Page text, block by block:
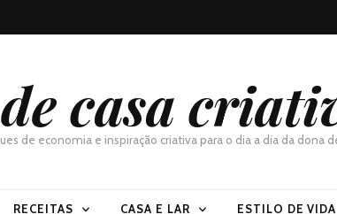
casa
de economia e inspiração criativa para o dia a dia da dona
RECEITAS CASA E LAR ESTILO DE VIDA